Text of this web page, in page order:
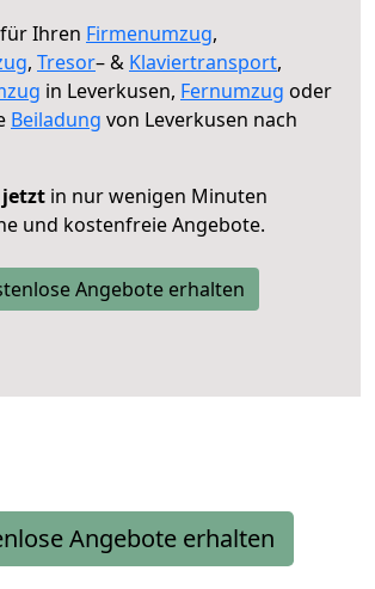
Ihren Firmenumzug,
, Tresor– & Klaviertransport,
in Leverkusen, Fernumzug oder
Beiladung von Leverkusen nach
jetzt in nur wenigen Minuten
und kostenfreie Angebote.
Angebote erhalten
Angebote erhalten